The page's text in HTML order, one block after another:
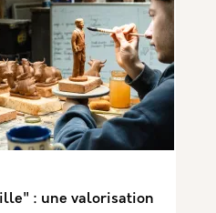
: une valorisation